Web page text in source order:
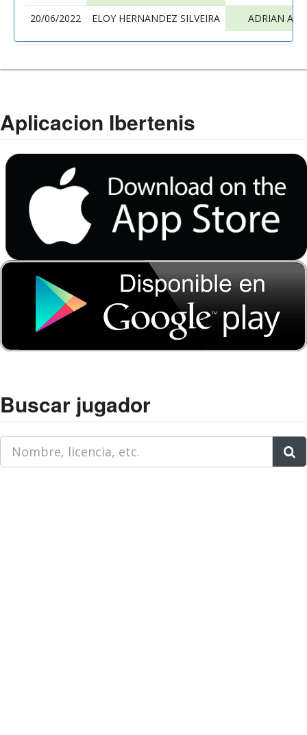
20/06/2022
ELOY HERNANDEZ SILVEIRA ADRIAN
Aplicacion Ibertenis
Buscar jugador